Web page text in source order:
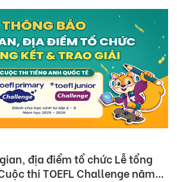
địa điểm tổ chức Lễ tổng
thi TOEFL Challenge năm